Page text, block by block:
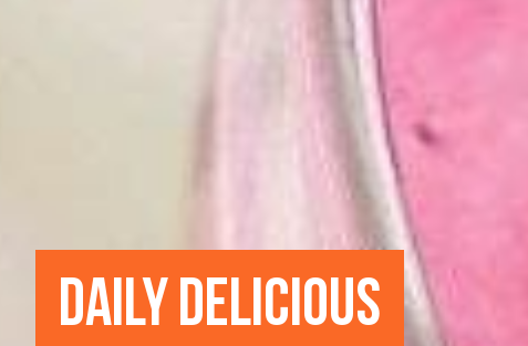
DAILY DELICIOUS